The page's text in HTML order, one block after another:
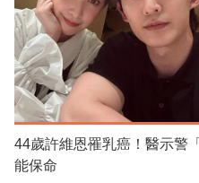
44歲許維恩罹乳癌！醫示警
能保命